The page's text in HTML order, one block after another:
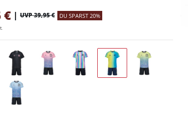
€ | UVP 39,95 € DU SPARST 20%